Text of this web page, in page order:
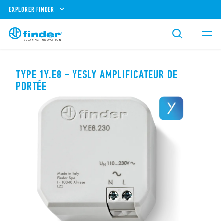
EXPLORER FINDER
TYPE 1Y.E8 - YESLY AMPLIFICATEUR DE
PORTÉE